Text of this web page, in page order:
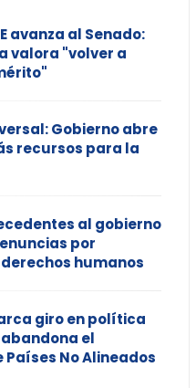
avanza al Senado:
valora "volver a
Gobierno abre
recursos para la
al gobierno
por
humanos
giro en política
el
Países No Alineados